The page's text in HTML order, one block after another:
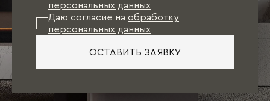
персональных данных
Даю согласие на обработку
персональных данных
ОСТАВИТЬ ЗАЯВКУ